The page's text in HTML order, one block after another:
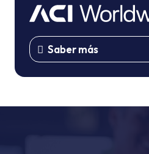
Saber más